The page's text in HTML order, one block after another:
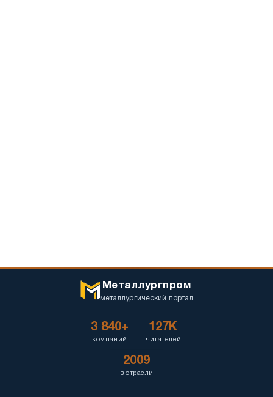
Металлургпром
металлургический портал
3 840+
компаний
127K
читателей
2009
в отрасли